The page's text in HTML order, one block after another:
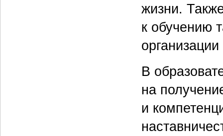
жизни.
к обучению
В
на
и